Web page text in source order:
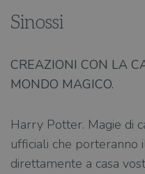
Sinossi
CREAZIONI CON LA
MONDO MAGICO.
Harry Potter. Magie di
ufficiali che porteranno
direttamente a casa